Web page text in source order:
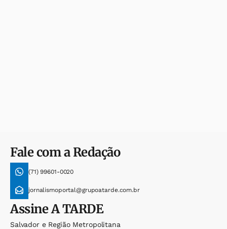
Fale com a Redação
(71) 99601-0020
jornalismoportal@grupoatarde.com.br
AssineA TARDE
Salvador e Região Metropolitana